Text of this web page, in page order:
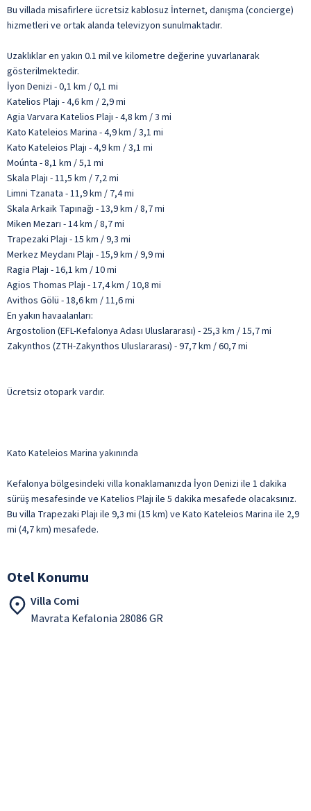
Bu villada misafirlere ücretsiz kablosuz İnternet, danışma (concierge)
hizmetleri ve ortak alanda televizyon sunulmaktadır.
Uzaklıklar en yakın 0.1 mil ve kilometre değerine yuvarlanarak
gösterilmektedir.
İyon Denizi - 0,1 km / 0,1 mi
Katelios Plajı - 4,6 km / 2,9 mi
Agia Varvara Katelios Plajı - 4,8 km / 3 mi
Kato Kateleios Marina - 4,9 km / 3,1 mi
Kato Kateleios Plajı - 4,9 km / 3,1 mi
Moúnta - 8,1 km / 5,1 mi
Skala Plajı - 11,5 km / 7,2 mi
Limni Tzanata - 11,9 km / 7,4 mi
Skala Arkaik Tapınağı - 13,9 km / 8,7 mi
Miken Mezarı - 14 km / 8,7 mi
Trapezaki Plajı - 15 km / 9,3 mi
Merkez Meydanı Plajı - 15,9 km / 9,9 mi
Ragia Plajı - 16,1 km / 10 mi
Agios Thomas Plajı - 17,4 km / 10,8 mi
Avithos Gölü - 18,6 km / 11,6 mi
En yakın havaalanları:
Argostolion (EFL-Kefalonya Adası Uluslararası) - 25,3 km / 15,7 mi
Zakynthos (ZTH-Zakynthos Uluslararası) - 97,7 km / 60,7 mi
Ücretsiz otopark vardır.
Kato Kateleios Marina yakınında
Kefalonya bölgesindeki villa konaklamanızda İyon Denizi ile 1 dakika
sürüş mesafesinde ve Katelios Plajı ile 5 dakika mesafede olacaksınız.
Bu villa Trapezaki Plajı ile 9,3 mi (15 km) ve Kato Kateleios Marina ile 2,9
mi (4,7 km) mesafede.
Otel Konumu
Villa Comi
Mavrata Kefalonia 28086 GR